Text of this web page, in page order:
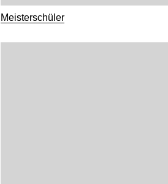
Meisterschüler